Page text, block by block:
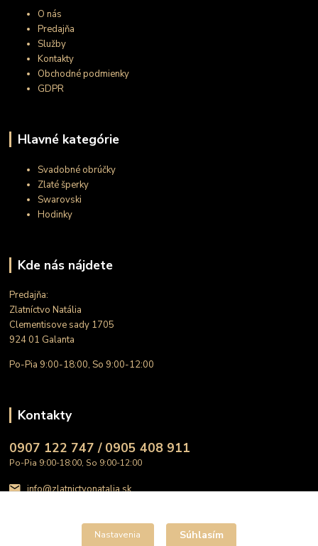
O nás
Predajňa
Služby
Kontakty
Obchodné podmienky
GDPR
Hlavné kategórie
Svadobné obrúčky
Zlaté šperky
Swarovski
Hodinky
Kde nás nájdete
Predajňa:
Zlatníctvo Natália
Clementisove sady 1705
924 01 Galanta
Po-Pia 9:00-18:00, So 9:00-12:00
Kontakty
0907 122 747 / 0905 408 911
Po-Pia 9:00-18:00, So 9:00-12:00
info@zlatnictvonatalia.sk
Nastavenia Súhlasím